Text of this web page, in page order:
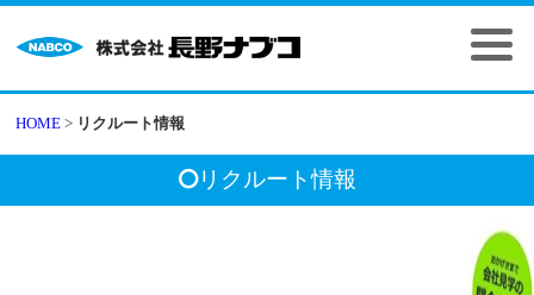
HOME > リクルート情報
リクルート情報